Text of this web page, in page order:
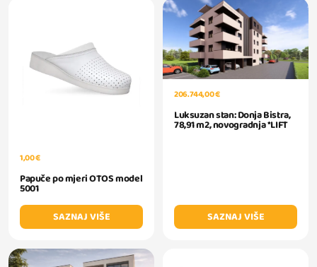
1,00 €
Papuče po mjeri OTOS model
5001
SAZNAJ VIŠE
206.744,00 €
Luksuzan stan: Donja Bistra,
78,91 m2, novogradnja *LIFT
SAZNAJ VIŠE